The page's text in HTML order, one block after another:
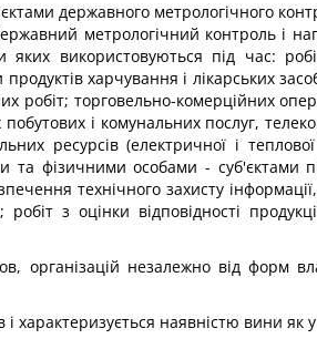
державного метрологічного
метрологічний контроль і
використовуються під час:
харчування і лікарських
робіт; торговельно-комерційних
і комунальних послуг,
ресурсів (електричної і
та фізичними особами - суб'єктами
технічного захисту
з оцінки відповідності
організацій незалежно від форм
наявністю вини як